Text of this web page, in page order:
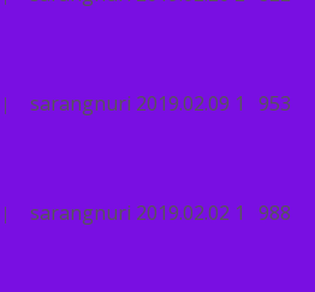
|
sarangnuri 2019.02.09 1 953
|
sarangnuri 2019.02.02 1 988